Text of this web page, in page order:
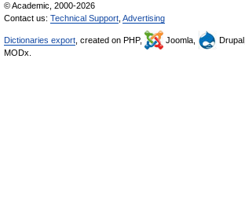
© Academic, 2000-2026
Contact us: Technical Support Advertising
Dictionaries export , created on PHP, Joomla, Drupal,
MODx.